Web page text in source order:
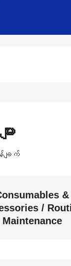
ား
န်ချက်
&
/
Maintenance